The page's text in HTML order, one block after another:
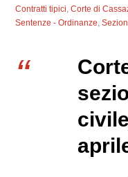
Contratti tipici,Corte di
Sentenze - Ordinanze,